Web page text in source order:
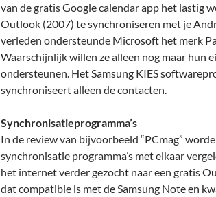
van de gratis Google calendar app het lastig
Outlook (2007) te synchroniseren met je
verleden ondersteunde Microsoft het merk
Waarschijnlijk willen ze alleen nog maar hun
ondersteunen. Het Samsung KIES
synchroniseert alleen de contacten.
Synchronisatieprogramma’s
In de review van bijvoorbeeld “PCmag”
synchronisatie programma’s met elkaar
het internet verder gezocht naar een gratis
dat compatible is met de Samsung Note en